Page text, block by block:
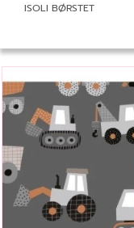
ISOLI BØRSTET